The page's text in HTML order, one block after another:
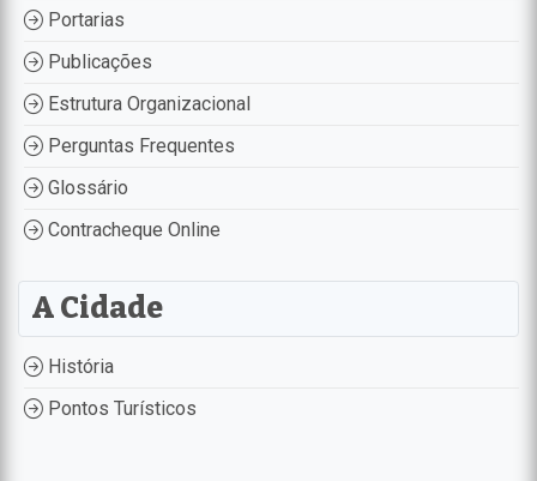
Portarias
Publicações
Estrutura Organizacional
Perguntas Frequentes
Glossário
Contracheque Online
A Cidade
História
Pontos Turísticos